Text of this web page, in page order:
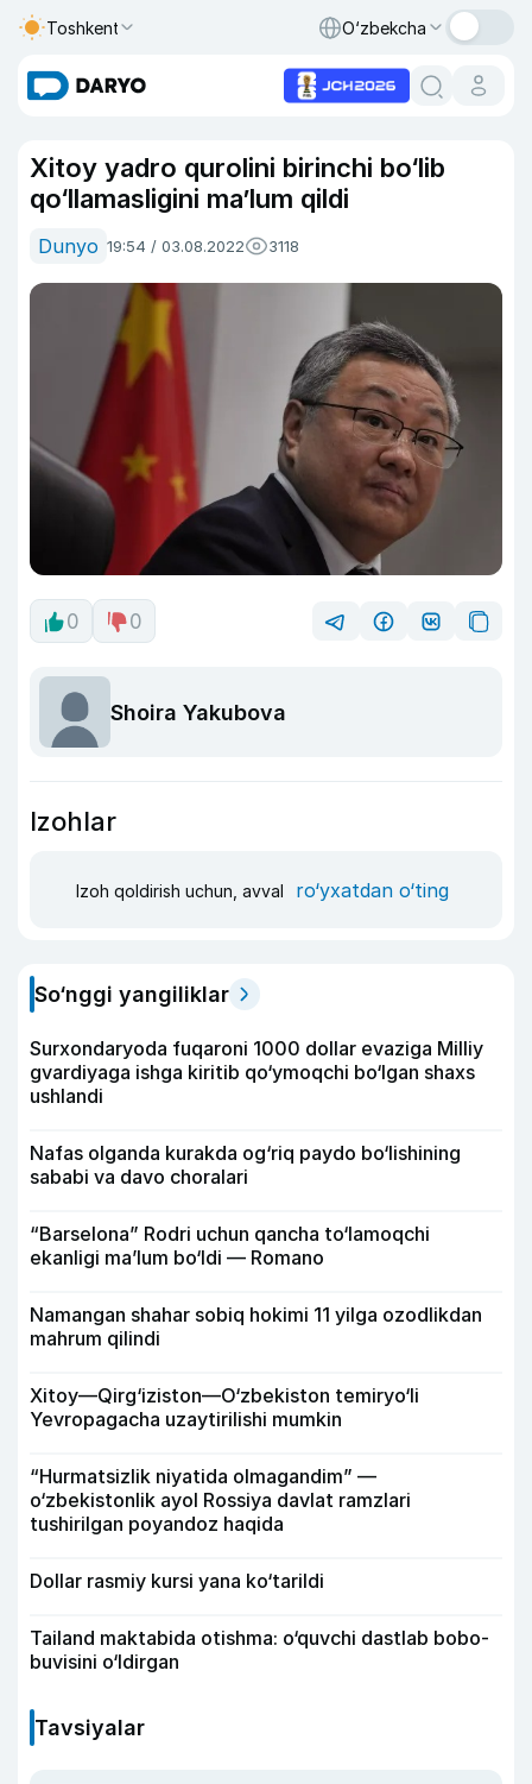
Toshkent O‘zbekcha
Xitoy yadro qurolini birinchi bo‘lib
qo‘llamasligini ma’lum qildi
Dunyo 19:54 / 03.08.2022 3118
0 0
Shoira Yakubova
Izohlar
Izoh qoldirish uchun, avval ro‘yxatdan o‘ting
So‘nggi yangiliklar
Surxondaryoda fuqaroni 1000 dollar evaziga Milliy
gvardiyaga ishga kiritib qo‘ymoqchi bo‘lgan shaxs
ushlandi
Nafas olganda kurakda og‘riq paydo bo‘lishining
sababi va davo choralari
“Barselona” Rodri uchun qancha to‘lamoqchi
ekanligi ma’lum bo‘ldi — Romano
Namangan shahar sobiq hokimi 11 yilga ozodlikdan
mahrum qilindi
Xitoy—Qirg‘iziston—O‘zbekiston temiryo‘li
Yevropagacha uzaytirilishi mumkin
“Hurmatsizlik niyatida olmagandim” —
o‘zbekistonlik ayol Rossiya davlat ramzlari
tushirilgan poyandoz haqida
Dollar rasmiy kursi yana ko‘tarildi
Tailand maktabida otishma: o‘quvchi dastlab bobo-
buvisini o‘ldirgan
Tavsiyalar